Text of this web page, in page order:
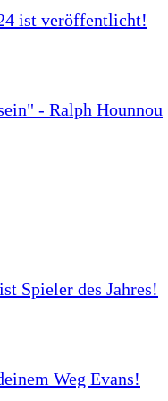
ist veröffentlicht!
- Ralph Hounnou
Spieler des Jahres!
Weg Evans!